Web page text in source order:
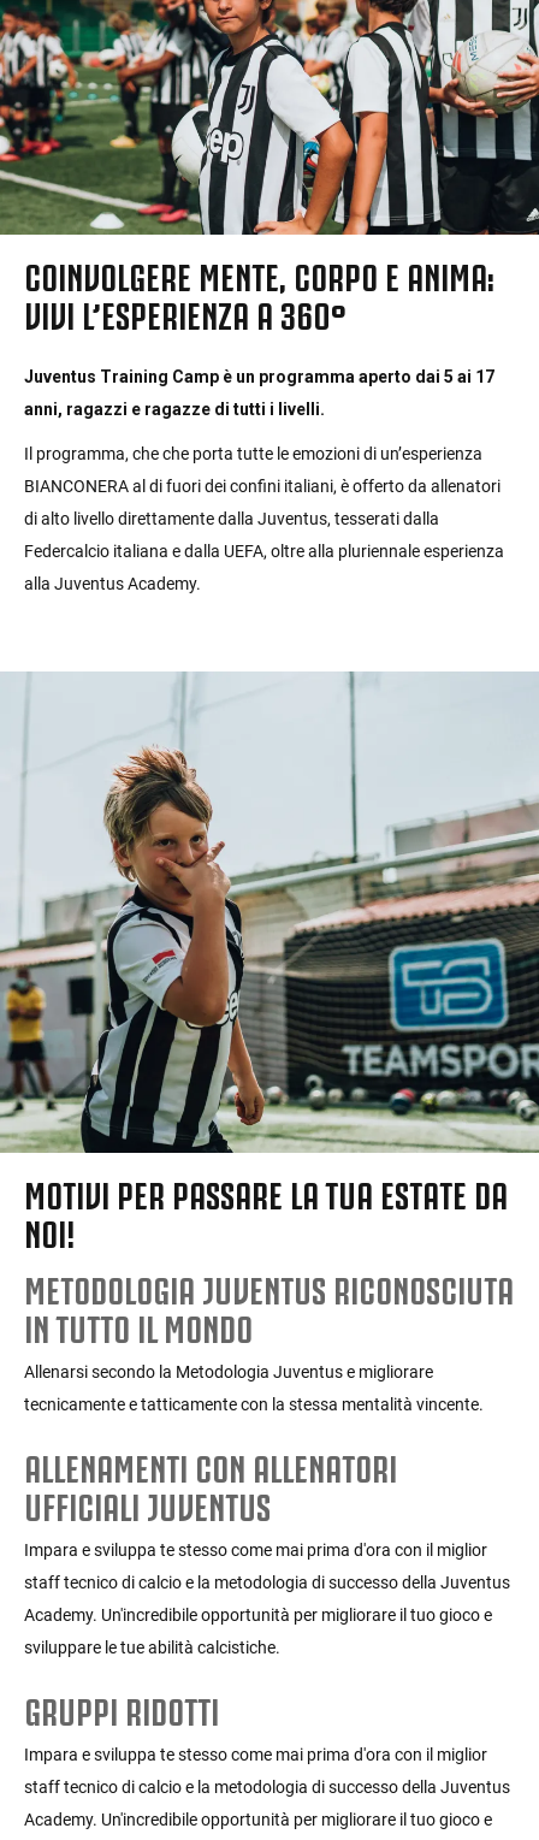
COINVOLGERE MENTE, CORPO E ANIMA:
VIVI L’ESPERIENZA A 360°
Juventus Training Camp è un programma aperto dai 5 ai 17
anni, ragazzi e ragazze di tutti i livelli.
Il programma, che che porta tutte le emozioni di un’esperienza
BIANCONERA al di fuori dei confini italiani, è offerto da allenatori
di alto livello direttamente dalla Juventus, tesserati dalla
Federcalcio italiana e dalla UEFA, oltre alla pluriennale esperienza
alla Juventus Academy.
MOTIVI PER PASSARE LA TUA ESTATE DA
NOI!
METODOLOGIA JUVENTUS RICONOSCIUTA
IN TUTTO IL MONDO
Allenarsi secondo la Metodologia Juventus e migliorare
tecnicamente e tatticamente con la stessa mentalità vincente.
ALLENAMENTI CON ALLENATORI
UFFICIALI JUVENTUS
Impara e sviluppa te stesso come mai prima d'ora con il miglior
staff tecnico di calcio e la metodologia di successo della Juventus
Academy. Un'incredibile opportunità per migliorare il tuo gioco e
sviluppare le tue abilità calcistiche.
GRUPPI RIDOTTI
Impara e sviluppa te stesso come mai prima d'ora con il miglior
staff tecnico di calcio e la metodologia di successo della Juventus
Academy. Un'incredibile opportunità per migliorare il tuo gioco e